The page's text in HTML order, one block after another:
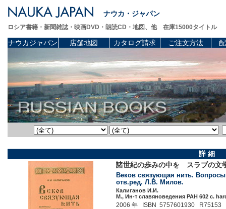
ナウカ・ジャパン
ロシア書籍・新聞雑誌・映画DVD・朗読CD・地図、他 在庫15000タイトル
ナウカジャパン 店舗地図 カタログ請求 ご注文方法
詳 細
諸世紀の歩みの中を スラブの文
Веков связующая нить. Вопросы
отв.ред. Л.В. Милов.
Калиганов И.И.
М., Ин-т славяноведения РАН 602 c.
2006 年 ISBN 5757601930 R75153